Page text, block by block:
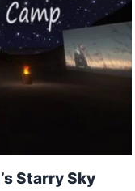
Starry Sky